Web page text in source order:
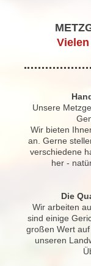
Unsere
Wir bieten
an. Gerne
verschiedene
her -
Die
Wir arbeiten
sind einige
großen Wert
unseren